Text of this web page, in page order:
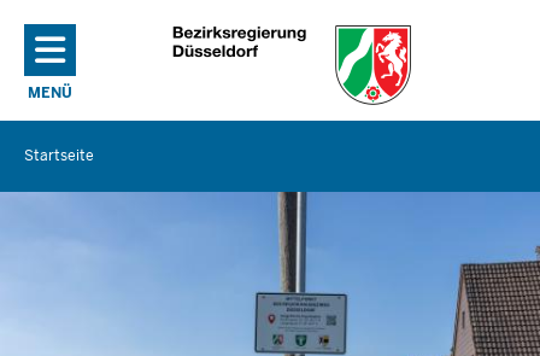
Direkt zum Inhalt
MENÜ
NAVIGATION AKTIVIEREN/DEAKTIVIEREN: HAUPTMENÜ
Sie
befinden
Startseite